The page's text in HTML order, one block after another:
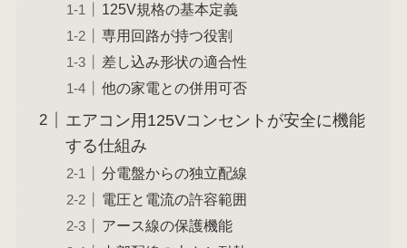
125V規格の基本定義
専用回路が持つ役割
差し込み形状の適合性
他の家電との併用可否
エアコン用125Vコンセントが安全に機能
する仕組み
分電盤からの独立配線
電圧と電流の許容範囲
アース線の保護機能